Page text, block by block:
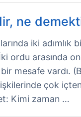
ne
iki adımlık
ordu arasında
mesafe vardı.
çok
Kimi zaman …